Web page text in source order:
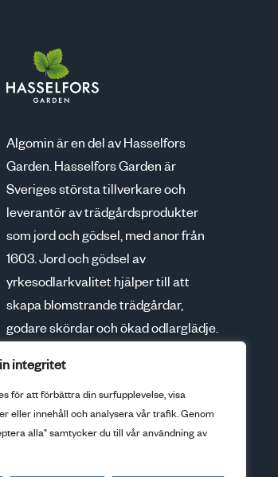
integritet
för att förbättra din surfupplevelse, visa
eller innehåll och analysera vår trafik. Genom
alla" samtycker du till vår användning av
Algomin är en del av Hasselfors
Garden. Hasselfors Garden är
Sveriges största tillverkare och
leverantör av trädgårdsprodukter
som jord och gödsel, med anor från
1603. Jord och gödsel av
yrkesodlarkvalitet hjälper till att
skapa blomstrande trädgårdar,
godare skördar och ökad odlarglädje.
Gå till Hasselfors